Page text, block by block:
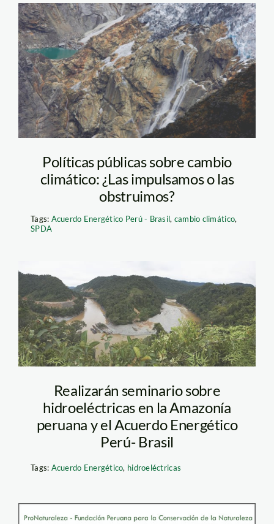
huasta_deshielo_tm
Políticas públicas sobre cambio
climático: ¿Las impulsamos o las
obstruimos?
Tags: Acuerdo Energético Perú - Brasil, cambio climático,
SPDA
inambari_tm
Realizarán seminario sobre
hidroeléctricas en la Amazonía
peruana y el Acuerdo Energético
Perú- Brasil
Tags: Acuerdo Energético, hidroeléctricas